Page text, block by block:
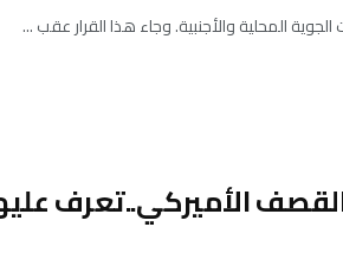
المحلية والأجنبية. وجاء هذا القرار عقب ...